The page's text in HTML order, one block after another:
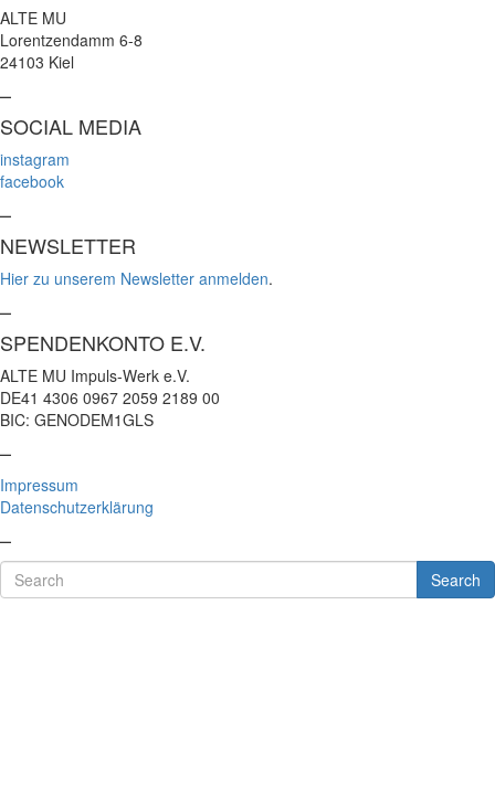
ALTE MU
Lorentzendamm 6-8
24103 Kiel
–
SOCIAL MEDIA
instagram
facebook
–
NEWSLETTER
Hier zu unserem Newsletter anmelden.
–
SPENDENKONTO E.V.
ALTE MU Impuls-Werk e.V.
DE41 4306 0967 2059 2189 00
BIC: GENODEM1GLS
–
Impressum
Datenschutzerklärung
–
Search